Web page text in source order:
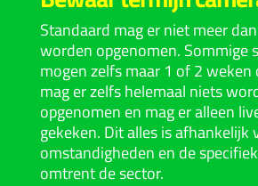
Standaard mag er niet meer
worden opgenomen. Sommige
mogen zelfs maar 1 of 2 weken
mag er zelfs helemaal niets
opgenomen en mag er alleen
gekeken. Dit alles is afhankelijk
omstandigheden en de
omtrent de sector.